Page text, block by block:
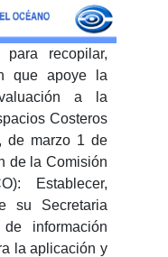
recopilar,
que apoye la
a la
Costeros
de marzo 1 de
de la Comisión
Establecer,
su Secretaria
información
la aplicación y